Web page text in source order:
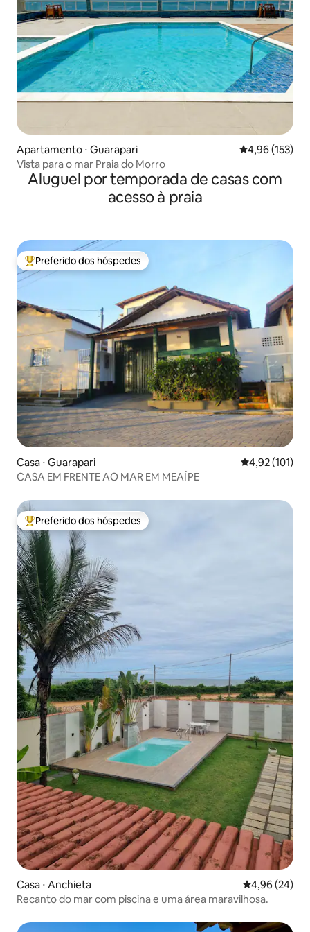
Apartamento ⋅ Guarapari 4,96 de uma
4,96 (153)
Vista para o mar Praia do Morro
Aluguel por temporada de casas com
acesso à praia
Entre os melhores preferidos dos hóspedes
Preferido dos hóspedes
Casa ⋅ Guarapari 4,92 de uma
4,92 (101)
CASA EM FRENTE AO MAR EM MEAÍPE
Entre os melhores preferidos dos hóspedes
Preferido dos hóspedes
Casa ⋅ Anchieta 4,96 de uma
4,96 (24)
Recanto do mar com piscina e uma área maravilhosa.